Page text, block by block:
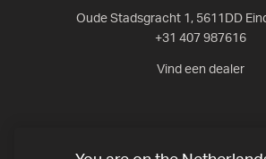
Oude Stadsgracht 1, 5611DD
+31 407 987616
Vind een dealer
Aanmelden voor productlanceringen,